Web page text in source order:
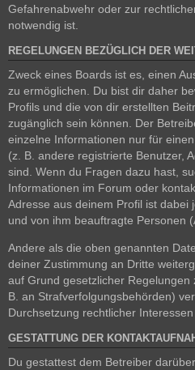
Gefahrenabwehr oder zur
notwendig ist.
REGELUNGEN BEZÜGLICH DER
Zweck eines Boards ist es, einen
zu ermöglichen. Du bist dir daher
Profils und die von dir erstellten
zugänglich sein können. Der
einzelne Informationen nur für
(z. B. andere registrierte Benutzer,
sind. Wenn du Fragen dazu hast,
Informationen im Forum oder
Adresse aus deinem Profil ist dabei
und von ihm beauftragte Personen
Andere als die oben genannten
deiner Zustimmung an Dritte
auf Grund gesetzlicher Regelungen
B. an Strafverfolgungsbehörden)
Durchsetzung rechtlicher
GESTATTUNG DER
Du gestattest dem Betreiber